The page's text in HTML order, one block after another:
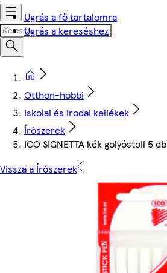
Ugrás a fő tartalomra
Ugrás a kereséshez
Otthon-hobbi
Iskolai és irodai kellékek
Írószerek
ICO SIGNETTA kék golyóstoll 5 db
Vissza a Írószerek